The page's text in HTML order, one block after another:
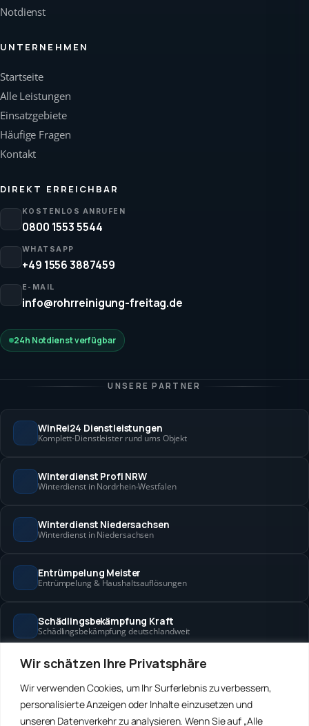
Wir schätzen Ihre Privatsphäre
Wir verwenden Cookies, um Ihr Surferlebnis zu verbessern,
personalisierte Anzeigen oder Inhalte einzusetzen und
unseren Datenverkehr zu analysieren. Wenn Sie auf „Alle
Notdienst
UNTERNEHMEN
Startseite
Alle Leistungen
Einsatzgebiete
Häufige Fragen
Kontakt
DIREKT ERREICHBAR
KOSTENLOS ANRUFEN
0800 1553 5544
WHATSAPP
+49 1556 3887459
E-MAIL
info@rohrreinigung-freitag.de
24h Notdienst verfügbar
UNSERE PARTNER
WinRei24 Dienstleistungen
Komplett-Dienstleister rund ums Objekt
Winterdienst Profi NRW
Winterdienst in Nordrhein-Westfalen
Winterdienst Niedersachsen
Winterdienst in Niedersachsen
Entrümpelung Meister
Entrümpelung & Haushaltsauflösungen
Schädlingsbekämpfung Kraft
Schädlingsbekämpfung deutschlandweit
Hanse Objektservice
Winterdienst Hansa